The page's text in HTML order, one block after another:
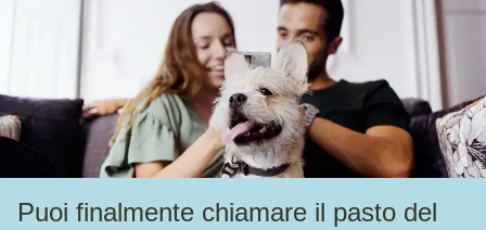
Puoi finalmente chiamare il pasto del